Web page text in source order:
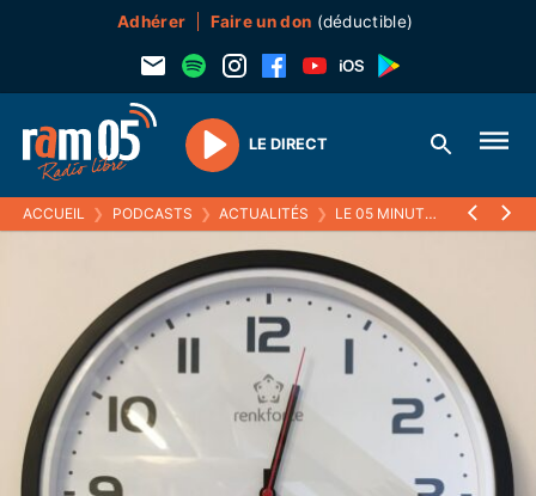
Adhérer Faire un don (déductible)
Play
LE DIRECT
ACCUEIL ❯ PODCASTS ❯ ACTUALITÉS ❯ LE 05 MINUTES 18 MAI